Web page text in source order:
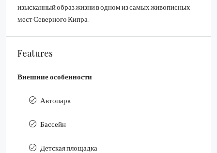
изысканный образ жизни в одном из самых живописных
мест Северного Кипра.
Features
Внешние особенности
Автопарк
Бассейн
Детская площадка